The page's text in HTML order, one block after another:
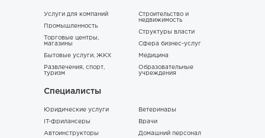
Услуги для компаний
Промышленность
Торговые центры,
магазины
Бытовые услуги, ЖКХ
Развлечения, спорт,
туризм
Строительство и
недвижимость
Структуры власти
Сфера бизнес-услуг
Медицина
Образовательные
учреждения
Специалисты
Юридические услуги
IT-фрилансеры
Автоинструкторы
Ветеринары
Врачи
Домашний персонал